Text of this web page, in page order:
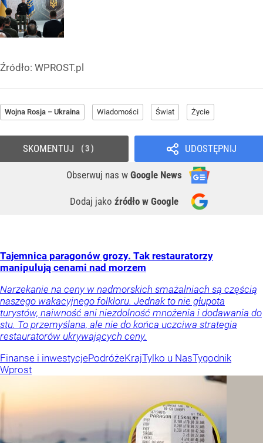
Źródło: WPROST.pl
Wojna Rosja – Ukraina Wiadomości Świat Życie
UDOSTĘPNIJ
Obserwuj nas w Google News
Dodaj jako źródło w Google
SKOMENTUJ 3
Tajemnica paragonów grozy. Tak restauratorzy
manipulują cenami nad morzem
Narzekanie na ceny w nadmorskich smażalniach są częścią
naszego wakacyjnego folkloru. Jednak to nie głupota
turystów, naiwność ani niezdolność mnożenia i dodawania do
stu. To przemyślana, ale nie do końca uczciwa strategia
restauratorów ukrywających ceny.
Finanse i inwestycjePodróżeKrajTylko u NasTygodnik
Wprost